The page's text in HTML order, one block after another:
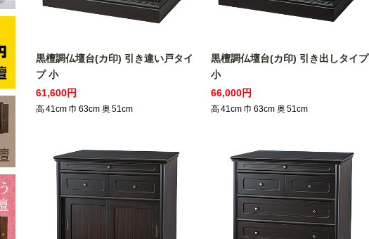
黒檀調仏壇台(カ印) 引き違い戸タイ
プ 小
61,600円
高41cm 巾 63cm 奥51cm
黒檀調仏壇台(カ印) 引き出しタイプ
小
66,000円
高41cm 巾 63cm 奥51cm